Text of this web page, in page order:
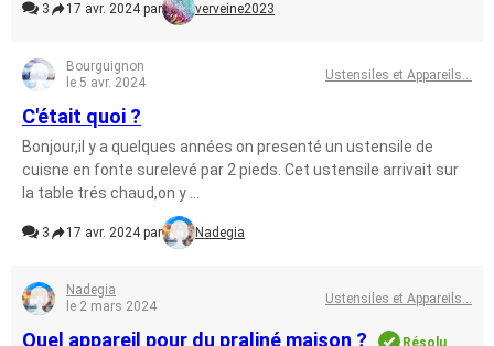
3 17 avr. 2024 par verveine2023
Bourguignon
le 5 avr. 2024
Ustensiles et Appareils...
C'était quoi ?
Bonjour,il y a quelques années on presenté un ustensile de
cuisne en fonte surelevé par 2 pieds. Cet ustensile arrivait sur
la table trés chaud,on y ...
3 17 avr. 2024 par Nadegia
Nadegia
le 2 mars 2024
Ustensiles et Appareils...
Quel appareil pour du praliné maison ? Résolu